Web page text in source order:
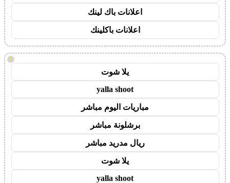
اعلانات باك لينك
اعلانات باكلينك
!
يلا شوت
yalla shoot
مباريات اليوم مباشر
برشلونة مباشر
ريال مدريد مباشر
يلا شوت
yalla shoot